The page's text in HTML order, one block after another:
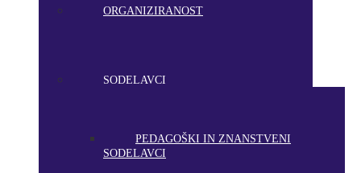
ORGANIZIRANOST
SODELAVCI
PEDAGOŠKI IN ZNANSTVENI
SODELAVCI